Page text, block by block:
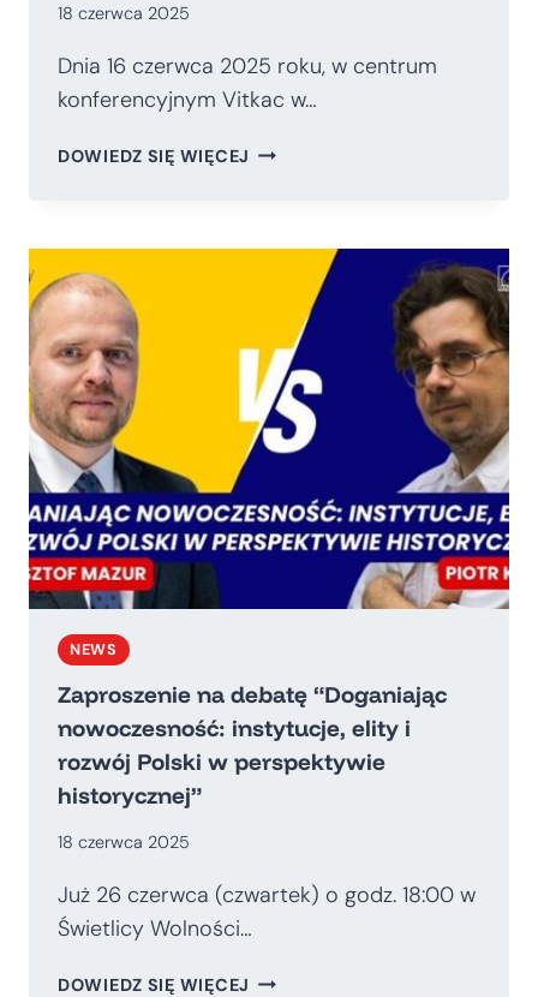
18 czerwca 2025
Dnia 16 czerwca 2025 roku, w centrum
konferencyjnym Vitkac w…
DOWIEDZ SIĘ WIĘCEJ PODSUMOWANIE
MÜNCHAU
NEWS
Zaproszenie na debatę “Doganiając
nowoczesność: instytucje, elity i
rozwój Polski w perspektywie
historycznej”
18 czerwca 2025
Już 26 czerwca (czwartek) o godz. 18:00 w
Świetlicy Wolności…
DOWIEDZ SIĘ WIĘCEJ ZAPROSZENIE